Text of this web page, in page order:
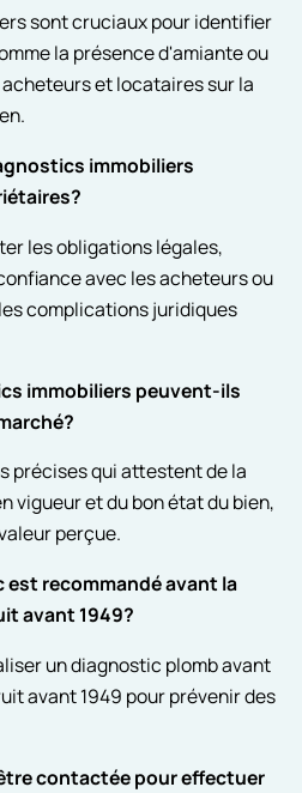
sont cruciaux pour identifier
la présence d'amiante ou
et locataires sur la
immobiliers
les obligations légales,
avec les acheteurs ou
complications juridiques
immobiliers peuvent-ils
précises qui attestent de la
vigueur et du bon état du bien,
perçue.
recommandé avant la
avant 1949?
un diagnostic plomb avant
avant 1949 pour prévenir des
contactée pour effectuer